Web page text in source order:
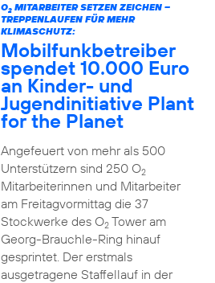
O2MITARBEITER SETZEN ZEICHEN –
TREPPENLAUFEN FÜR MEHR
KLIMASCHUTZ:
Mobilfunkbetreiber
spendet 10.000 Euro
an Kinder- und
Jugendinitiative Plant
for the Planet
Angefeuert von mehr als 500
Unterstützern sind 250 O2
Mitarbeiterinnen und Mitarbeiter
am Freitagvormittag die 37
Stockwerke des O2Tower am
Georg-Brauchle-Ring hinauf
gesprintet. Der erstmals
ausgetragene Staffellauf in der